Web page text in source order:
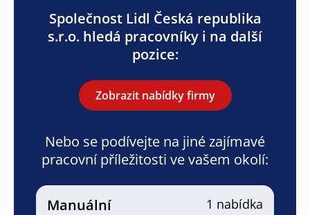
Společnost Lidl Česká republika
s.r.o. hledá pracovníky i na další
pozice:
Zobrazit nabídky firmy
Nebo se podívejte na jiné zajímavé
pracovní příležitosti ve vašem okolí:
Manuální 1 nabídka